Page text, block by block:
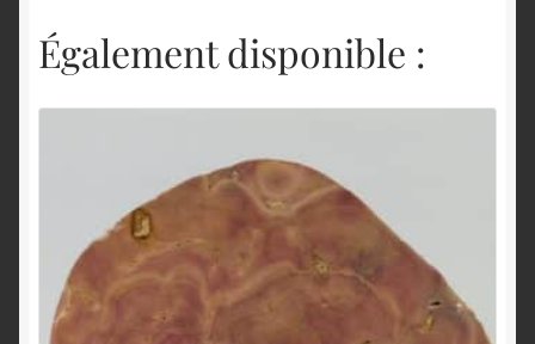
Également disponible :